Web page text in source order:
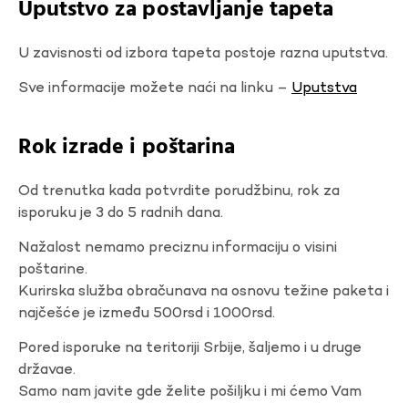
Uputstvo za postavljanje tapeta
U zavisnosti od izbora tapeta postoje razna uputstva.
Sve informacije možete naći na linku – Uputstva
Rok izrade i poštarina
Od trenutka kada potvrdite porudžbinu, rok za
isporuku je 3 do 5 radnih dana.
Nažalost nemamo preciznu informaciju o visini
poštarine.
Kurirska služba obračunava na osnovu težine paketa i
najčešće je između 500rsd i 1000rsd.
Pored isporuke na teritoriji Srbije, šaljemo i u druge
državae.
Samo nam javite gde želite pošiljku i mi ćemo Vam